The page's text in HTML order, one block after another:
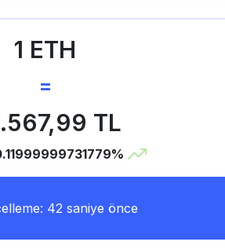
1 ETH
=
TL
42 saniye önce